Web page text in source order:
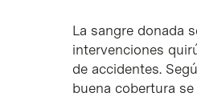
La sangre donada
intervenciones
de accidentes.
buena cobertura